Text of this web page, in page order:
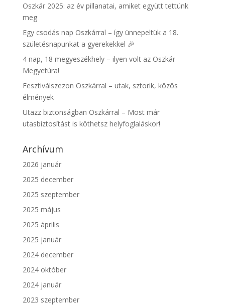
Oszkár 2025: az év pillanatai, amiket együtt tettünk
meg
Egy csodás nap Oszkárral – így ünnepeltük a 18.
születésnapunkat a gyerekekkel 🎉
4 nap, 18 megyeszékhely – ilyen volt az Oszkár
Megyetúra!
Fesztiválszezon Oszkárral – utak, sztorik, közös
élmények
Utazz biztonságban Oszkárral – Most már
utasbiztosítást is köthetsz helyfoglaláskor!
Archívum
2026 január
2025 december
2025 szeptember
2025 május
2025 április
2025 január
2024 december
2024 október
2024 január
2023 szeptember